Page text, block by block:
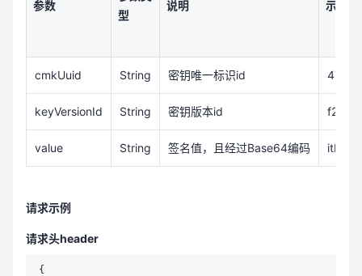
参数
型
说明 示例
cmkUuid String 密钥唯一标识id
keyVersionId String 密钥版本id
value String 签名值，且经过Base64编码
请求示例
请求头header
{